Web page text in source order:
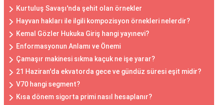
Kurtuluş Savaşı'nda şehit olan örnekler
Hayvan hakları ile ilgili kompozisyon örnekleri nelerdir?
Kemal Gözler Hukuka Giriş hangi yayınevi?
Enformasyonun Anlamı ve Önemi
Çamaşır makinesi sıkma kaçuk ne işe yarar?
21 Haziran'da ekvatorda gece ve gündüz süresi eşit midir?
V70 hangi segment?
Kısa dönem sigorta primi nasıl hesaplanır?